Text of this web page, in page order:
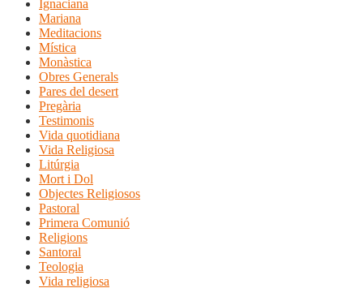
Ignaciana
Mariana
Meditacions
Mística
Monàstica
Obres Generals
Pares del desert
Pregària
Testimonis
Vida quotidiana
Vida Religiosa
Litúrgia
Mort i Dol
Objectes Religiosos
Pastoral
Primera Comunió
Religions
Santoral
Teologia
Vida religiosa